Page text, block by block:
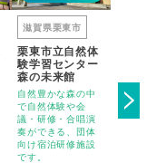
滋賀県栗東市
栗東市立自然体
験学習センター
森の未来館
自然豊かな森の中
で自然体験や会
議・研修・合唱演
奏ができる、団体
向け宿泊研修施設
です。
廃校とな
校をリノ
ンした、
り溢れる